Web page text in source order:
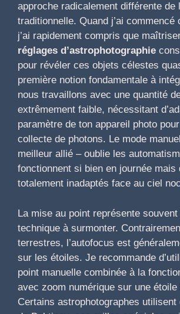
approche radicalement différente de
traditionnelle. Quand j’ai commencé
j’ai rapidement compris que
réglages d’astrophotographie
pour révéler ces objets célestes
première notion fondamentale à
nous travaillons avec une quantité
extrêmement faible, nécessitant
paramètre de ton appareil photo
collecte de photons. Le mode
meilleur allié – oublie les
fonctionnent si bien en journée mais
totalement inadaptés face au ciel
La mise au point représente
technique à surmonter.
terrestres, l’autofocus est
sur les étoiles. Je recommande
point manuelle combinée à la
avec zoom numérique sur une étoile
Certains astrophotographes utilisent